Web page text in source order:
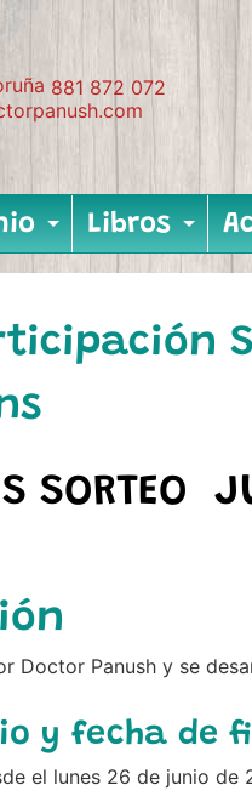
881 872 072
Expand
Libros
SORTEO
Doctor Panush y se
y fecha de
el lunes 26 de junio